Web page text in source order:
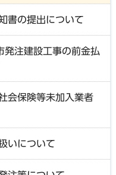
書の提出について
発注建設工事の前金払
会保険等未加入業者
いについて